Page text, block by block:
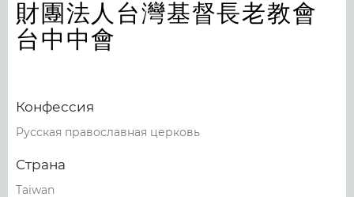
財團法人台灣基督長老教會
台中中會
Конфессия
Русская православная церковь
Страна
Taiwan